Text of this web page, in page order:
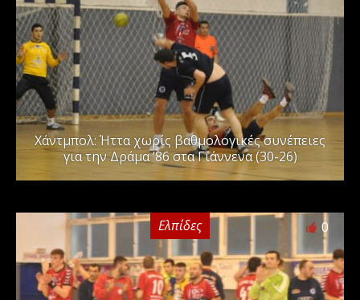
Χάντμπολ: Ήττα χωρίς βαθμολογικές συνέπειες
για την Δράμα ’86 στα Γιάννενα (30-26)
Ελπίδες 0